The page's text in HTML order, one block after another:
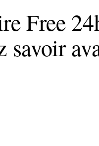
Free
savoir